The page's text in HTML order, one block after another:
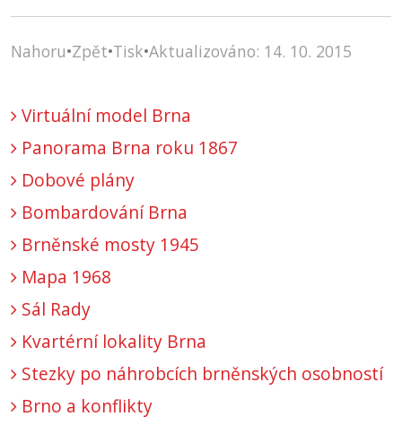
Nahoru•Zpět•Tisk•Aktualizováno: 14. 10. 2015
Virtuální model Brna
Panorama Brna roku 1867
Dobové plány
Bombardování Brna
Brněnské mosty 1945
Mapa 1968
Sál Rady
Kvartérní lokality Brna
Stezky po náhrobcích brněnských osobností
Brno a konflikty